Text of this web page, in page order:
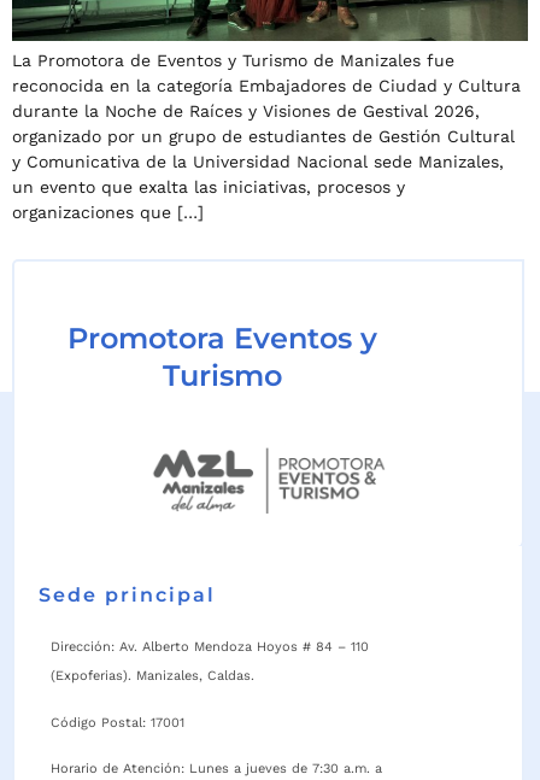
La Promotora de Eventos y Turismo de Manizales fue
reconocida en la categoría Embajadores de Ciudad y Cultura
durante la Noche de Raíces y Visiones de Gestival 2026,
organizado por un grupo de estudiantes de Gestión Cultural
y Comunicativa de la Universidad Nacional sede Manizales,
un evento que exalta las iniciativas, procesos y
organizaciones que […]
Promotora Eventos y
Turismo
Sede principal
Dirección: Av. Alberto Mendoza Hoyos # 84 – 110
(Expoferias). Manizales, Caldas.
Código Postal: 17001
Horario de Atención: Lunes a jueves de 7:30 a.m. a